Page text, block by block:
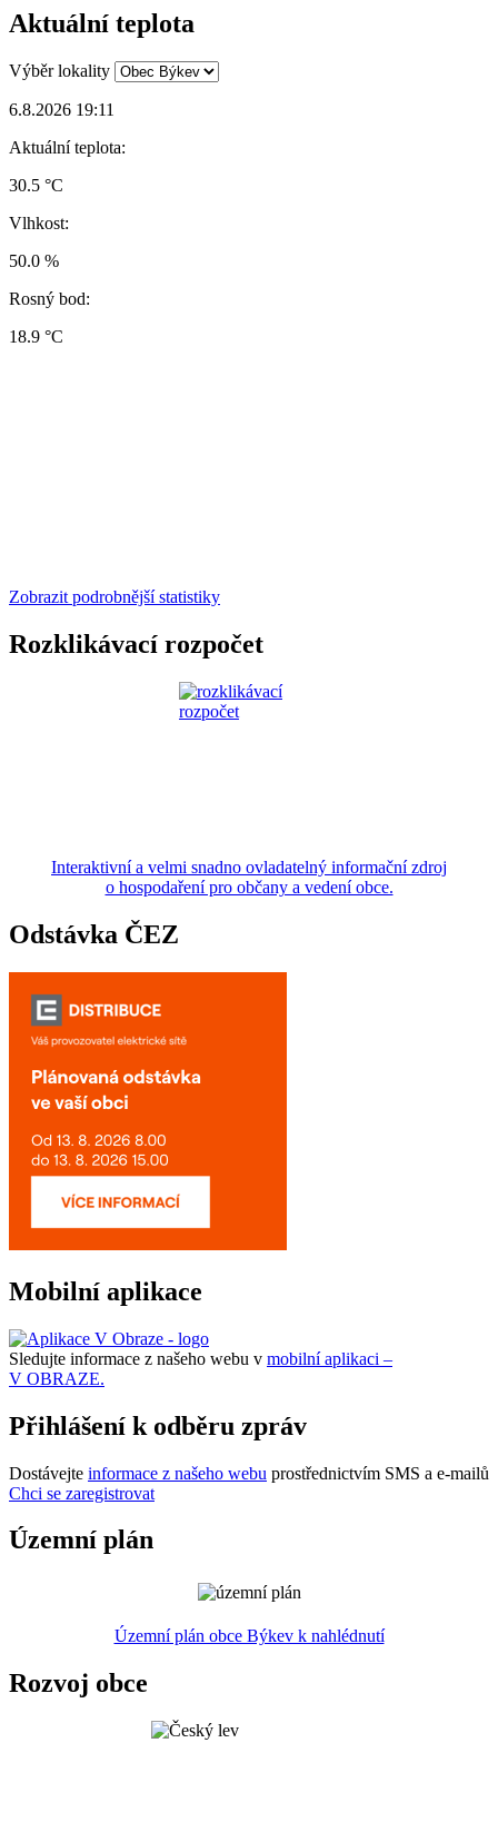
Aktuální teplota
Výběr lokality
6.8.2026 19:11
Aktuální teplota:
30.5 °C
Vlhkost:
50.0 %
Rosný bod:
18.9 °C
Zobrazit podrobnější statistiky
Rozklikávací rozpočet
Interaktivní a velmi snadno ovladatelný informační zdroj
o hospodaření pro občany a vedení obce.
Odstávka ČEZ
Mobilní aplikace
Sledujte informace z našeho webu v mobilní aplikaci –
V OBRAZE.
Přihlášení k odběru zpráv
Dostávejte informace z našeho webu prostřednictvím SMS a e-mailů
Chci se zaregistrovat
Územní plán
Územní plán obce Býkev k nahlédnutí
Rozvoj obce